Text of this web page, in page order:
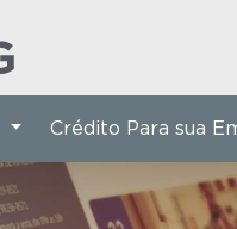
Crédito Para sua